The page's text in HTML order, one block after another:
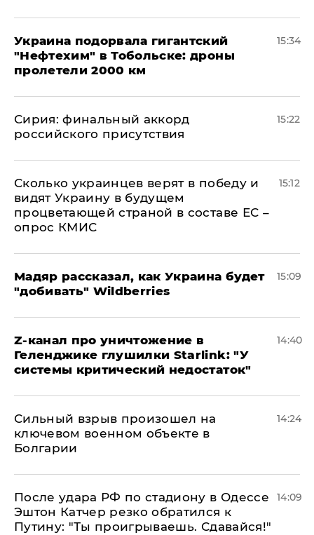
Украина подорвала гигантский
"Нефтехим" в Тобольске: дроны
пролетели 2000 км
15:34
​Сирия: финальный аккорд
российского присутствия
15:22
Сколько украинцев верят в победу и
видят Украину в будущем
процветающей страной в составе ЕС –
опрос КМИС
15:12
Мадяр рассказал, как Украина будет
"добивать" Wildberries
15:09
Z-канал про уничтожение в
Геленджике глушилки Starlink: "У
системы критический недостаток"
14:40
Сильный взрыв произошел на
ключевом военном объекте в
Болгарии
14:24
После удара РФ по стадиону в Одессе
Эштон Катчер резко обратился к
Путину: "Ты проигрываешь. Сдавайся!"
14:09